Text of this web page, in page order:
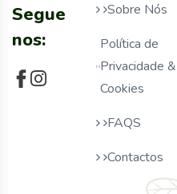
Segue
nos:
Sobre Nós
Política de
Privacidade &
Cookies
FAQS
Contactos